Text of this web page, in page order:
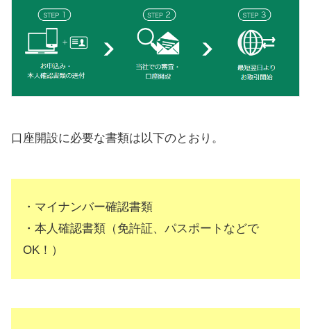
口座開設に必要な書類は以下のとおり。
・マイナンバー確認書類
・本人確認書類（免許証、パスポートなどで
OK！）